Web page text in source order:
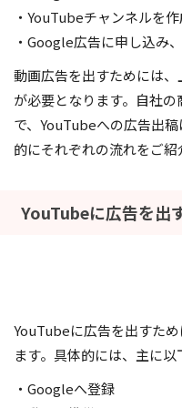
・YouTubeチャンネルを
・Google広告に申し込み
動画広告を出すためには
が必要となります。自社
で、YouTubeへの広告出
的にそれぞれの流れをご紹
YouTubeに広告を出
YouTubeに広告を出すた
ます。具体的には、主に以
・Googleへ登録